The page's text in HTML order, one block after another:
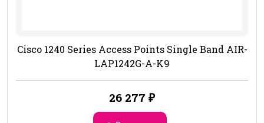
Cisco 1240 Series Access Points Single Band AIR-
LAP1242G-A-K9
26 277 ₽